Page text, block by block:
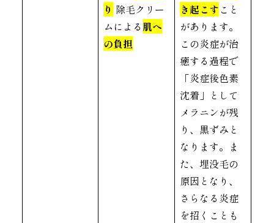
り 除毛クリー
ムによる 肌へ
の負担
き起こす こと
があります。
この炎症が治
癒する過程で
「炎症後色素
沈着」として
メラニンが残
り、黒ずみと
なります。ま
た、埋没毛の
原因となり、
さらなる炎症
を招くことも